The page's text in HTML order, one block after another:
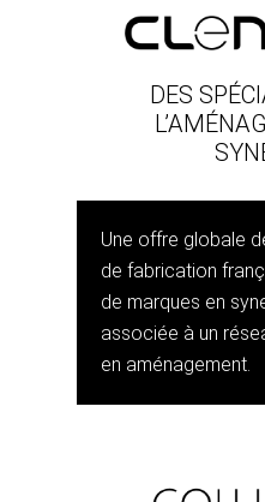
DES
Une offre globale
de fabrication
de marques en
associée à un
en aménagement.